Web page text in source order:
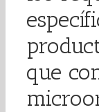
que